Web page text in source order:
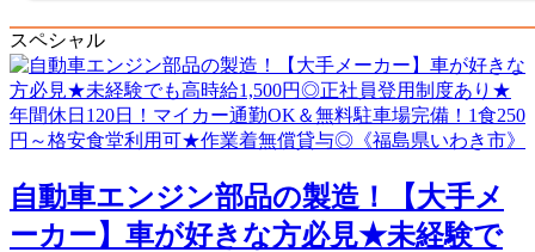
スペシャル
自動車エンジン部品の製造！【大手メ
ーカー】車が好きな方必見★未経験で